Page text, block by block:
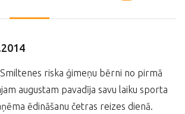
riska ģimeņu bērni no pirmā
augustam pavadīja savu laiku sporta
ēdināšanu četras reizes dienā.